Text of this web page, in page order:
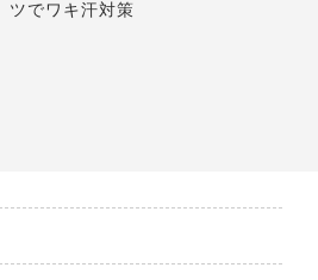
ツでワキ汗対策